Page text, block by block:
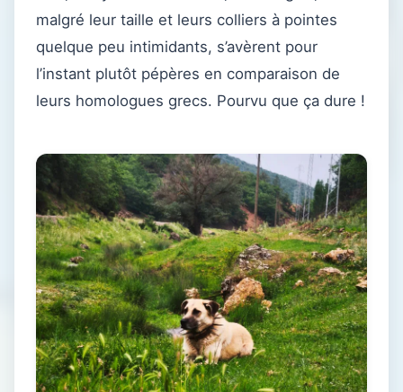
malgré leur taille et leurs colliers à pointes
quelque peu intimidants, s’avèrent pour
l’instant plutôt pépères en comparaison de
leurs homologues grecs. Pourvu que ça dure !